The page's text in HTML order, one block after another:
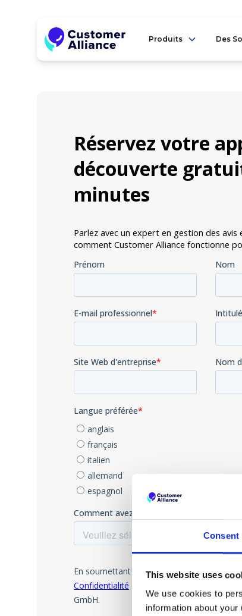
Consent
This website uses
We use cookies to
information about
Produits Des